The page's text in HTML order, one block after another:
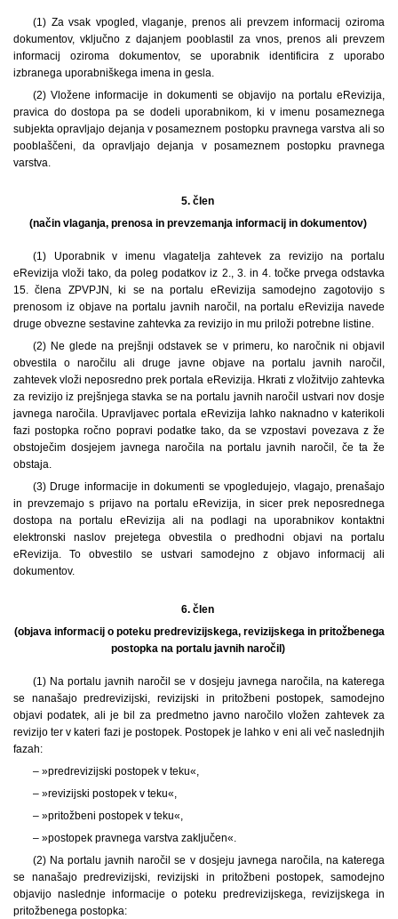
(1) Za vsak vpogled, vlaganje, prenos ali prevzem informacij oziroma
dokumentov, vključno z dajanjem pooblastil za vnos, prenos ali prevzem
informacij oziroma dokumentov, se uporabnik identificira z uporabo
izbranega uporabniškega imena in gesla.
(2) Vložene informacije in dokumenti se objavijo na portalu eRevizija,
pravica do dostopa pa se dodeli uporabnikom, ki v imenu posameznega
subjekta opravljajo dejanja v posameznem postopku pravnega varstva ali so
pooblaščeni, da opravljajo dejanja v posameznem postopku pravnega
varstva.
5. člen
(način vlaganja, prenosa in prevzemanja informacij in dokumentov)
(1) Uporabnik v imenu vlagatelja zahtevek za revizijo na portalu
eRevizija vloži tako, da poleg podatkov iz 2., 3. in 4. točke prvega odstavka
15. člena ZPVPJN, ki se na portalu eRevizija samodejno zagotovijo s
prenosom iz objave na portalu javnih naročil, na portalu eRevizija navede
druge obvezne sestavine zahtevka za revizijo in mu priloži potrebne listine.
(2) Ne glede na prejšnji odstavek se v primeru, ko naročnik ni objavil
obvestila o naročilu ali druge javne objave na portalu javnih naročil,
zahtevek vloži neposredno prek portala eRevizija. Hkrati z vložitvijo zahtevka
za revizijo iz prejšnjega stavka se na portalu javnih naročil ustvari nov dosje
javnega naročila. Upravljavec portala eRevizija lahko naknadno v katerikoli
fazi postopka ročno popravi podatke tako, da se vzpostavi povezava z že
obstoječim dosjejem javnega naročila na portalu javnih naročil, če ta že
obstaja.
(3) Druge informacije in dokumenti se vpogledujejo, vlagajo, prenašajo
in prevzemajo s prijavo na portalu eRevizija, in sicer prek neposrednega
dostopa na portalu eRevizija ali na podlagi na uporabnikov kontaktni
elektronski naslov prejetega obvestila o predhodni objavi na portalu
eRevizija. To obvestilo se ustvari samodejno z objavo informacij ali
dokumentov.
6. člen
(objava informacij o poteku predrevizijskega, revizijskega in pritožbenega
postopka na portalu javnih naročil)
(1) Na portalu javnih naročil se v dosjeju javnega naročila, na katerega
se nanašajo predrevizijski, revizijski in pritožbeni postopek, samodejno
objavi podatek, ali je bil za predmetno javno naročilo vložen zahtevek za
revizijo ter v kateri fazi je postopek. Postopek je lahko v eni ali več naslednjih
fazah:
– »predrevizijski postopek v teku«,
– »revizijski postopek v teku«,
– »pritožbeni postopek v teku«,
– »postopek pravnega varstva zaključen«.
(2) Na portalu javnih naročil se v dosjeju javnega naročila, na katerega
se nanašajo predrevizijski, revizijski in pritožbeni postopek, samodejno
objavijo naslednje informacije o poteku predrevizijskega, revizijskega in
pritožbenega postopka: